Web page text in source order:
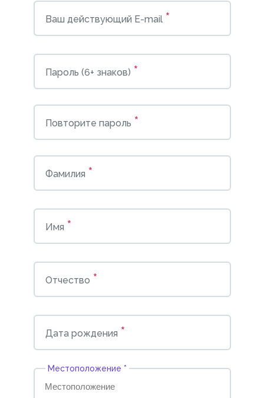
Ваш действующий E-mail *
Пароль (6+ знаков) *
Повторите пароль *
Фамилия *
Имя *
Отчество *
Дата рождения *
Местоположение *